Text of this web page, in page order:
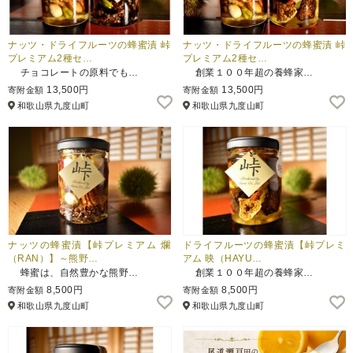
ナッツ・ドライフルーツの蜂蜜漬 峠
プレミアム2種セ…
チョコレートの原料でも…
寄附金額 13,500円
和歌山県九度山町
ナッツ・ドライフルーツの蜂蜜漬 峠
プレミアム2種セ…
創業１００年超の養蜂家…
寄附金額 13,500円
和歌山県九度山町
ナッツの蜂蜜漬【峠プレミアム 爛
（RAN）】～熊野…
蜂蜜は、自然豊かな熊野…
寄附金額 8,500円
和歌山県九度山町
ドライフルーツの蜂蜜漬【峠プレミ
アム 映（HAYU…
創業１００年超の養蜂家…
寄附金額 8,500円
和歌山県九度山町